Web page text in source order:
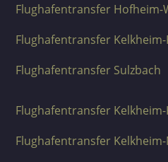
Flughafentransfer Hofheim-
Flughafentransfer
Flughafentransfer Sulzbach
Flughafentransfer
Flughafentransfer